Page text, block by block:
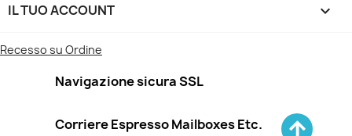
IL TUO ACCOUNT 
Recesso su Ordine
Navigazione sicura SSL
Corriere Espresso Mailboxes Etc.